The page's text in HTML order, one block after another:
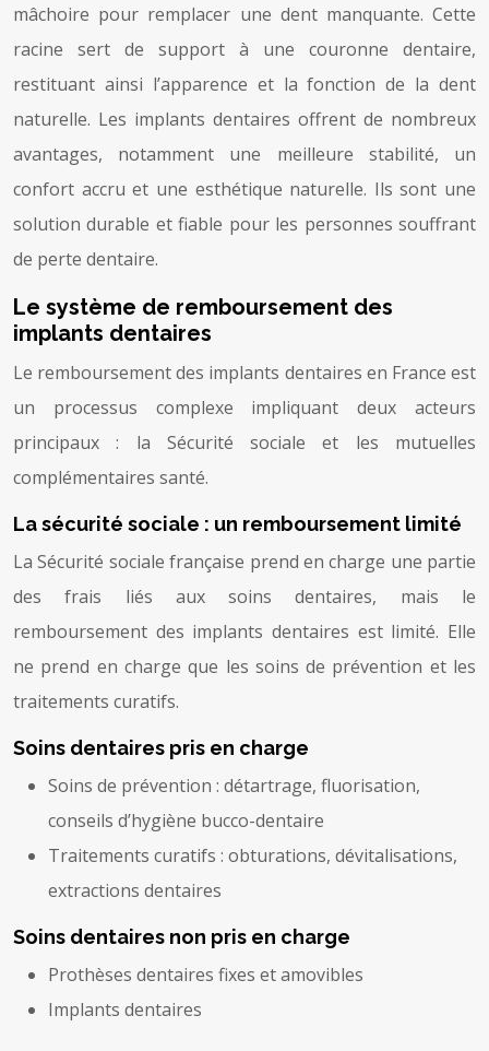
mâchoire pour remplacer une dent manquante. Cette
racine sert de support à une couronne dentaire,
restituant ainsi l’apparence et la fonction de la dent
naturelle. Les implants dentaires offrent de nombreux
avantages, notamment une meilleure stabilité, un
confort accru et une esthétique naturelle. Ils sont une
solution durable et fiable pour les personnes souffrant
de perte dentaire.
Le système de remboursement des
implants dentaires
Le remboursement des implants dentaires en France est
un processus complexe impliquant deux acteurs
principaux : la Sécurité sociale et les mutuelles
complémentaires santé.
La sécurité sociale : un remboursement limité
La Sécurité sociale française prend en charge une partie
des frais liés aux soins dentaires, mais le
remboursement des implants dentaires est limité. Elle
ne prend en charge que les soins de prévention et les
traitements curatifs.
Soins dentaires pris en charge
Soins de prévention : détartrage, fluorisation,
conseils d’hygiène bucco-dentaire
Traitements curatifs : obturations, dévitalisations,
extractions dentaires
Soins dentaires non pris en charge
Prothèses dentaires fixes et amovibles
Implants dentaires